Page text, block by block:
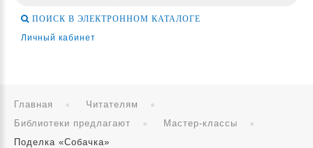
ПОИСК В ЭЛЕКТРОННОМ КАТАЛОГЕ
Личный кабинет
Главная
Читателям
Библиотеки предлагают
Мастер-классы
Поделка «Собачка»